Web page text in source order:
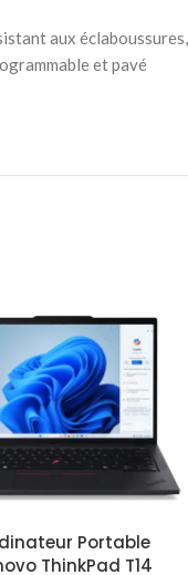
aux éclaboussures,
et pavé
Portable
ThinkPad T14